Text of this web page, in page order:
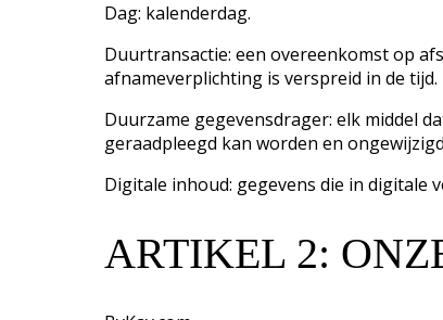
Dag: kalenderdag.
Duurtransactie: een overeenkomst op
afnameverplichting is verspreid in de tijd.
Duurzame gegevensdrager: elk middel
geraadpleegd kan worden en
Digitale inhoud: gegevens die in digitale
ARTIKEL 2: